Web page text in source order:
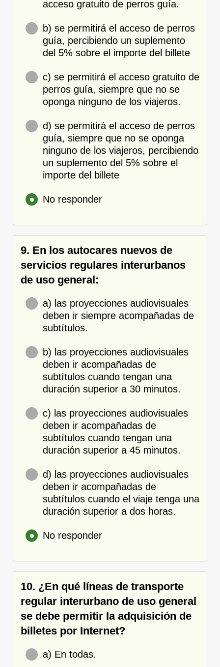
acceso gratuito de perros guía.
b) se permitirá el acceso de perros
guía, percibiendo un suplemento
del 5% sobre el importe del billete
c) se permitirá el acceso gratuito de
perros guía, siempre que no se
oponga ninguno de los viajeros.
d) se permitirá el acceso de perros
guía, siempre que no se oponga
ninguno de los viajeros, percibiendo
un suplemento del 5% sobre el
importe del billete
No responder
9. En los autocares nuevos de
servicios regulares interurbanos
de uso general:
a) las proyecciones audiovisuales
deben ir siempre acompañadas de
subtítulos.
b) las proyecciones audiovisuales
deben ir acompañadas de
subtítulos cuando tengan una
duración superior a 30 minutos.
c) las proyecciones audiovisuales
deben ir acompañadas de
subtítulos cuando tengan una
duración superior a 45 minutos.
d) las proyecciones audiovisuales
deben ir acompañadas de
subtítulos cuando el viaje tenga una
duración superior a dos horas.
No responder
10. ¿En qué líneas de transporte
regular interurbano de uso general
se debe permitir la adquisición de
billetes por Internet?
a) En todas.